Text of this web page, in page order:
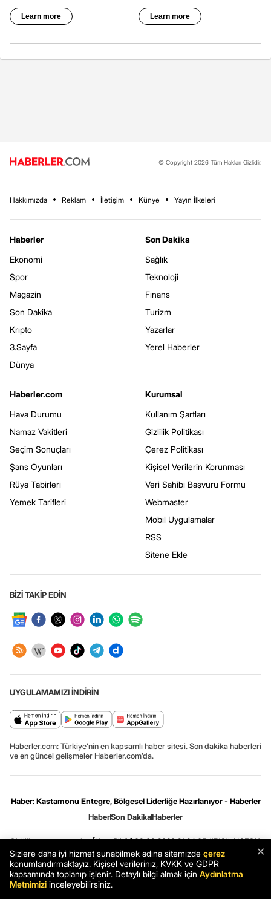
© Copyright 2026 Tüm Hakları Gizlidir.
Hakkımızda Reklam İletişim Künye Yayın İlkeleri
Haberler
Ekonomi
Spor
Magazin
Son Dakika
Kripto
3.Sayfa
Dünya
Son Dakika
Sağlık
Teknoloji
Finans
Turizm
Yazarlar
Yerel Haberler
Haberler.com
Hava Durumu
Namaz Vakitleri
Seçim Sonuçları
Şans Oyunları
Rüya Tabirleri
Yemek Tarifleri
Kurumsal
Kullanım Şartları
Gizlilik Politikası
Çerez Politikası
Kişisel Verilerin Korunması
Veri Sahibi Başvuru Formu
Webmaster
Mobil Uygulamalar
RSS
Sitene Ekle
BİZİ TAKİP EDİN
UYGULAMAMIZI İNDİRİN
Haberler.com: Türkiye’nin en kapsamlı haber sitesi. Son dakika haberleri
ve en güncel gelişmeler Haberler.com’da.
Haber: Kastamonu Entegre, Bölgesel Liderliğe Hazırlanıyor - Haberler
HaberSon DakikaHaberler
Gizlilik ve çerez ayarları[Hata Bildir]08.08.2026 21:24:05 #7.12# .HCFOK.
×
Sizlere daha iyi hizmet sunabilmek adına sitemizde çerez
konumlandırmaktayız. Kişisel verileriniz, KVKK ve GDPR
kapsamında toplanıp işlenir. Detaylı bilgi almak için Aydınlatma
Metnimizi inceleyebilirsiniz.